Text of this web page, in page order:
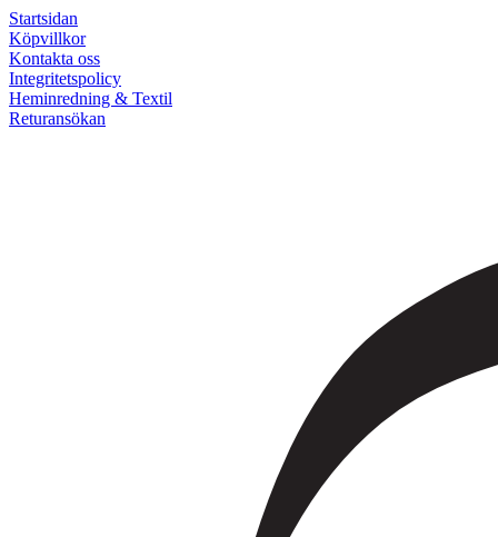
Startsidan
Köpvillkor
Kontakta oss
Integritetspolicy
Heminredning & Textil
Returansökan